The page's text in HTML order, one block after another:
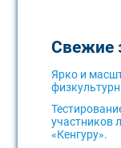
Свежие
Ярко и
участников
«Кенгуру».